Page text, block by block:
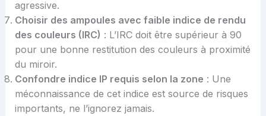
agressive.
Choisir des ampoules avec faible indice de rendu
des couleurs (IRC) : L’IRC doit être supérieur à 90
pour une bonne restitution des couleurs à proximité
du miroir.
Confondre indice IP requis selon la zone : Une
méconnaissance de cet indice est source de risques
importants, ne l’ignorez jamais.